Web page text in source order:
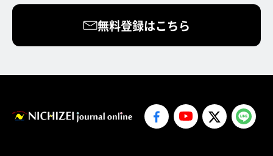
無料登録はこちら